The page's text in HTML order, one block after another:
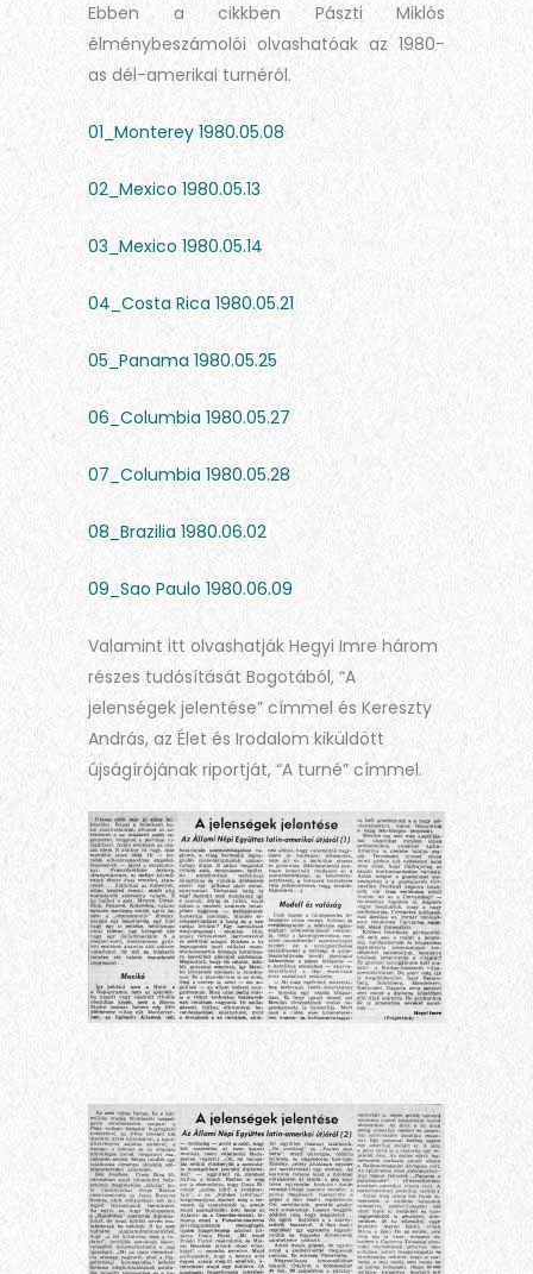
Ebben a cikkben Pászti Miklós
élménybeszámolói olvashatóak az 1980-
as dél-amerikai turnéról.
01_Monterey 1980.05.08
02_Mexico 1980.05.13
03_Mexico 1980.05.14
04_Costa Rica 1980.05.21
05_Panama 1980.05.25
06_Columbia 1980.05.27
07_Columbia 1980.05.28
08_Brazilia 1980.06.02
09_Sao Paulo 1980.06.09
Valamint itt olvashatják Hegyi Imre három
részes tudósítását Bogotából, “A
jelenségek jelentése” címmel és Kereszty
András, az Élet és Irodalom kiküldött
újságírójának riportját, “A turné” címmel.